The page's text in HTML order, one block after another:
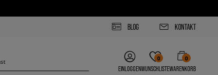
BLOG KONTAKT
EINLOGGEN
0
WUNSCHLISTE
0
WARENKORB